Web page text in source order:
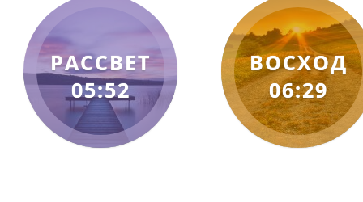
РАССВЕТ
05:52
ВОСХОД
06:29